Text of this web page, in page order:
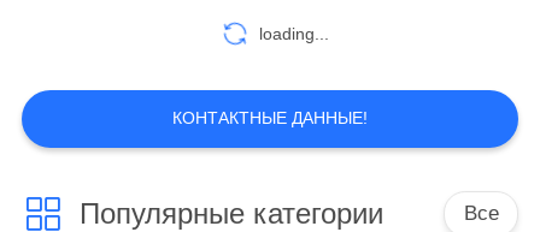
loading...
КОНТАКТНЫЕ ДАННЫЕ!
Популярные категории Все